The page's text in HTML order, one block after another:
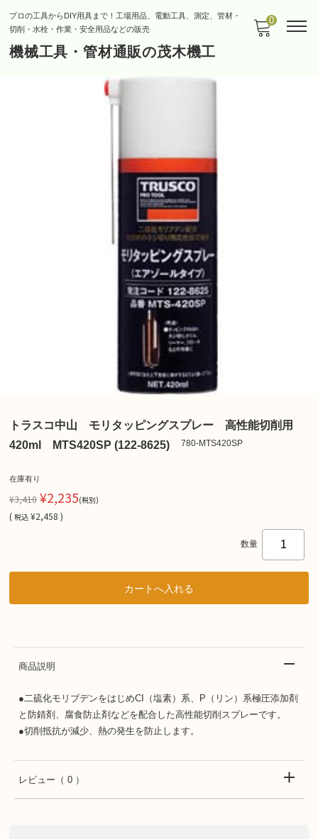
プロの工具からDIY用具まで！工場用品、電動工具、測定、管材・
切削・水栓・作業・安全用品などの販売
機械工具・管材通販の茂木機工
0
トラスコ中山 モリタッピングスプレー 高性能切削用
420ml MTS420SP (122-8625)
780-MTS420SP
在庫有り
¥3,410 ¥2,235(税別)
( 税込 ¥2,458 )
数量
商品説明
●二硫化モリブデンをはじめCI（塩素）系、P（リン）系極圧添加剤
と防錆剤、腐食防止剤などを配合した高性能切削スプレーです。
●切削抵抗が減少、熱の発生を防止します。
レビュー （ 0 ）